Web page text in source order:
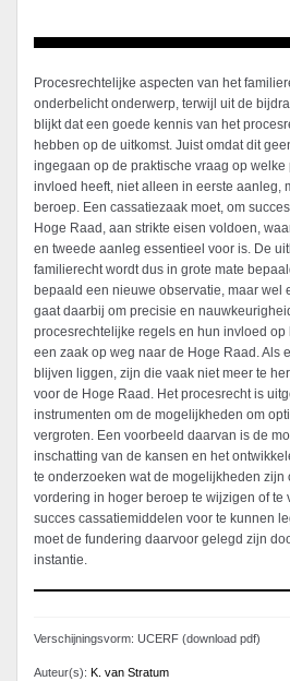
Procesrechtelijke aspecten van het
onderbelicht onderwerp, terwijl uit de
blijkt dat een goede kennis van het
hebben op de uitkomst. Juist omdat dit
ingegaan op de praktische vraag op
invloed heeft, niet alleen in eerste aanleg,
beroep. Een cassatiezaak moet, om
Hoge Raad, aan strikte eisen voldoen,
en tweede aanleg essentieel voor is. De
familierecht wordt dus in grote mate
bepaald een nieuwe observatie, maar wel
gaat daarbij om precisie en
procesrechtelijke regels en hun invloed op
een zaak op weg naar de Hoge Raad. Als
blijven liggen, zijn die vaak niet meer te
voor de Hoge Raad. Het procesrecht is
instrumenten om de mogelijkheden om
vergroten. Een voorbeeld daarvan is de
inschatting van de kansen en het
te onderzoeken wat de mogelijkheden zijn
vordering in hoger beroep te wijzigen of te
succes cassatiemiddelen voor te kunnen
moet de fundering daarvoor gelegd zijn
instantie.
Verschijningsvorm: UCERF (download pdf)
Auteur(s): K. van Stratum